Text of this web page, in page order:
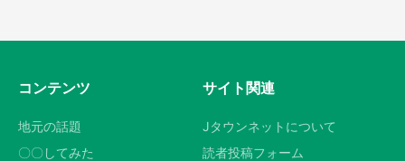
コンテンツ
地元の話題
〇〇してみた
サイト関連
Jタウンネットについて
読者投稿フォーム